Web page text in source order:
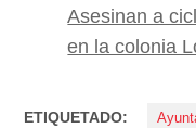
Asesinan a
en la colonia
ETIQUETADO: